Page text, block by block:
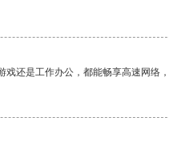
还是工作办公，都能畅享高速网